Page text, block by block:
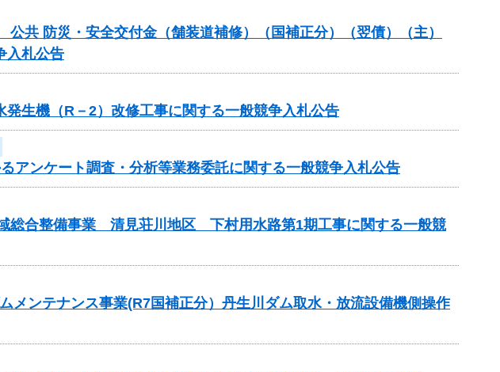
共 防災・安全交付金（舗装道補修）（国補正分）（翌債）（主）
入札公告
発生機（R－2）改修工事に関する一般競争入札公告
アンケート調査・分析等業務委託に関する一般競争入札公告
総合整備事業 清見荘川地区 下村用水路第1期工事に関する一般競
メンテナンス事業(R7国補正分）丹生川ダム取水・放流設備機側操作